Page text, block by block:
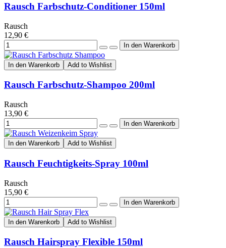
Rausch Farbschutz-Conditioner 150ml
Rausch
12,90 €
In den Warenkorb Add to Wishlist
Rausch Farbschutz-Shampoo 200ml
Rausch
13,90 €
In den Warenkorb Add to Wishlist
Rausch Feuchtigkeits-Spray 100ml
Rausch
15,90 €
In den Warenkorb Add to Wishlist
Rausch Hairspray Flexible 150ml